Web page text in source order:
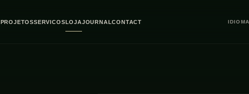
PROJETOSSERVICOSLOJAJOURNALCONTACT IDIOMA